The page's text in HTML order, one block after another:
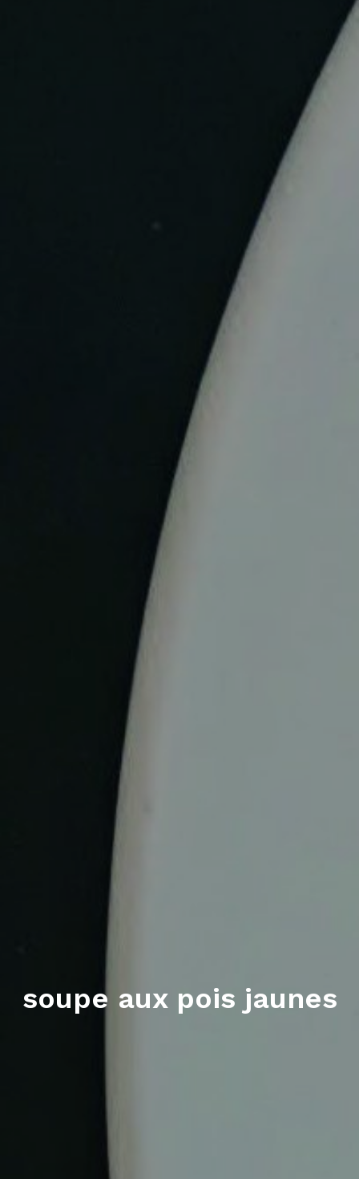
soupe aux pois jaunes